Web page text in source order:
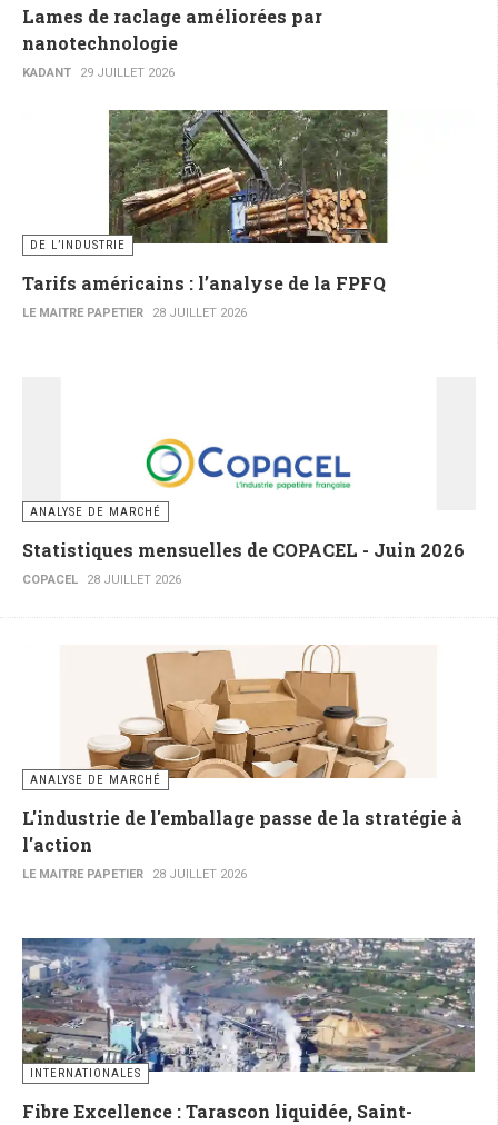
Lames de raclage améliorées par
nanotechnologie
KADANT 29 JUILLET 2026
DE L’INDUSTRIE
Tarifs américains : l’analyse de la FPFQ
LE MAITRE PAPETIER 28 JUILLET 2026
ANALYSE DE MARCHÉ
Statistiques mensuelles de COPACEL - Juin 2026
COPACEL 28 JUILLET 2026
ANALYSE DE MARCHÉ
L'industrie de l'emballage passe de la stratégie à
l'action
LE MAITRE PAPETIER 28 JUILLET 2026
INTERNATIONALES
Fibre Excellence : Tarascon liquidée, Saint-